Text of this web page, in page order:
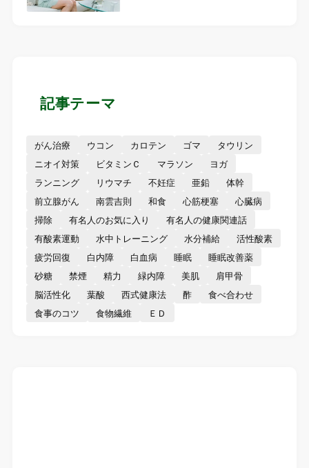
記事テーマ
がん治療 ウコン カロテン ゴマ
タウリン
ニオイ対策
ビタミンＣ マラソン
ヨガ
ランニング
リウマチ 不妊症 亜鉛
体幹
前立腺がん
南雲吉則 和食 心筋梗塞
心臓病
掃除
有名人のお気に入り
有名人の健康関連話
有酸素運動
水中トレーニング 水分補給
活性酸素
疲労回復
白内障 白血病 睡眠
睡眠改善薬
砂糖
禁煙 精力 緑内障 美肌
肩甲骨
脳活性化
葉酸 西式健康法 酢
食べ合わせ
食事のコツ
食物繊維 ＥＤ